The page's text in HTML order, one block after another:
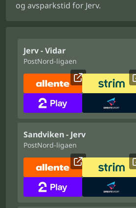
og avsparkstid for Jerv.
Jerv - Vidar
PostNord-ligaen
Sandviken - Jerv
PostNord-ligaen